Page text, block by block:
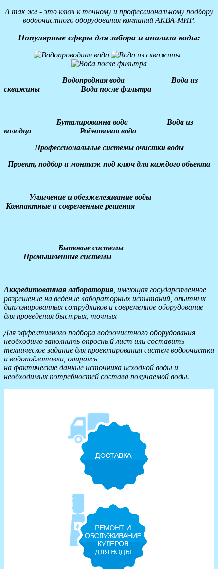
А так же - это ключ к точному и профессиональному подбору
водоочистного оборудования компаний АКВА-МИР.
Популярные сферы для забора и анализа воды:
Водопродная вода
Вода из
скважины Вода после фильтра
Бутилированна вода Вода из
колодца Родниковая вода
Профессиональные системы очистки воды
Проект, подбор и монтаж под ключ для каждого обьекта
Умягчение и обезжелезивание воды
Компактные и современные решения
Бытовые системы
Промышленные системы
Аккредитованная лаборатория , имеющая государственное
разрешение на ведение лабораторных испытаний, опытных
дипломированных сотрудников и современное оборудование
для проведения быстрых, точных
Для эффективного подбора водоочистного оборудования
необходимо заполнить опросный лист или составить
техническое задание для проектирования систем водоочистки
и водоподготовки, опираясь
на фактические данные источника исходной воды и
необходимых потребностей состава получаемой воды.